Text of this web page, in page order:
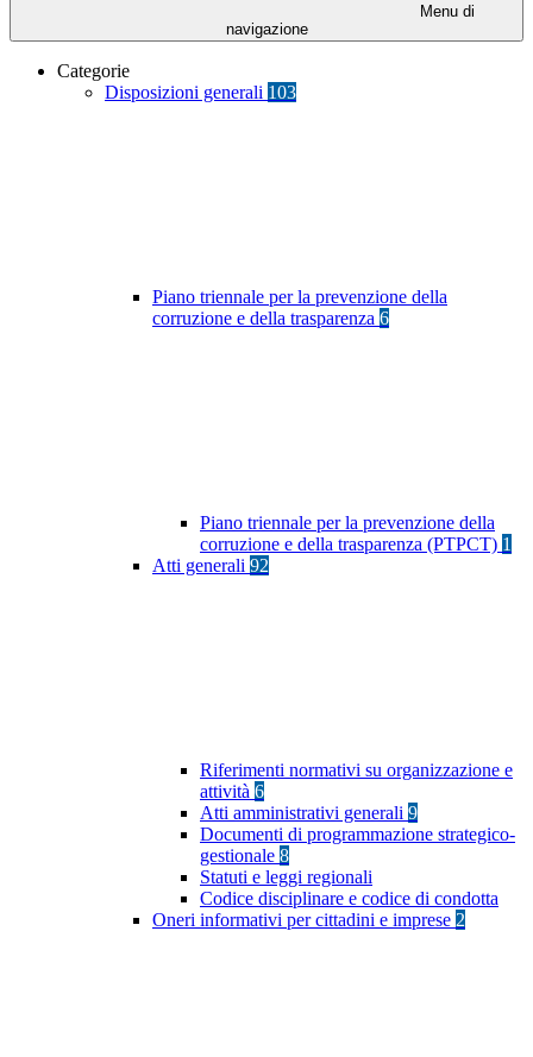
Menu di
navigazione
Categorie
Disposizioni generali 103
Piano triennale per la prevenzione della
corruzione e della trasparenza 6
Piano triennale per la prevenzione della
corruzione e della trasparenza (PTPCT) 1
Atti generali 92
Riferimenti normativi su organizzazione e
attività 6
Atti amministrativi generali 9
Documenti di programmazione strategico-
gestionale 8
Statuti e leggi regionali
Codice disciplinare e codice di condotta
Oneri informativi per cittadini e imprese 2